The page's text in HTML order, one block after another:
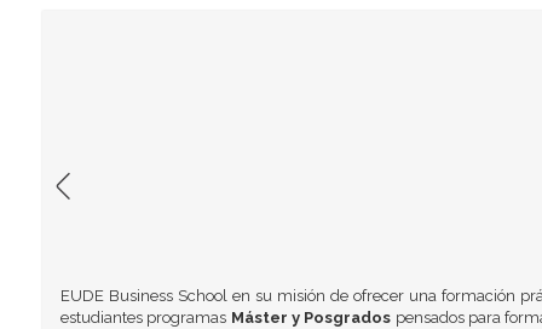
EUDE Business School en su misión de ofrecer una formación
estudiantes programas Máster y Posgrados pensados para